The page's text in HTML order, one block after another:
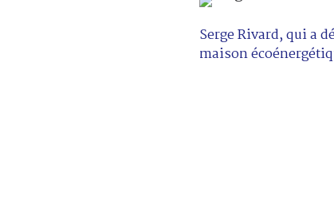
Serge Rivard, qui a
maison